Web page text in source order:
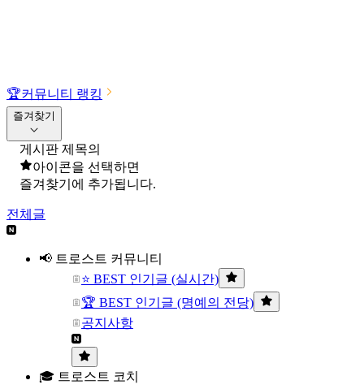
🏆커뮤니티 랭킹
즐겨찾기
게시판 제목의
아이콘을 선택하면
즐겨찾기에 추가됩니다.
전체글
📢 트로스트 커뮤니티
⭐ BEST 인기글 (실시간)
🏆 BEST 인기글 (명예의 전당)
공지사항
🎓 트로스트 코치